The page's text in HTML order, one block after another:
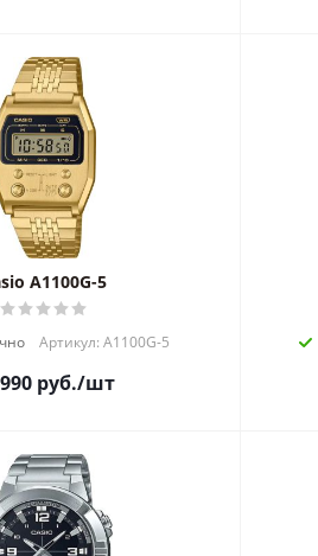
A1100G-5
Артикул: A1100G-5
руб./шт